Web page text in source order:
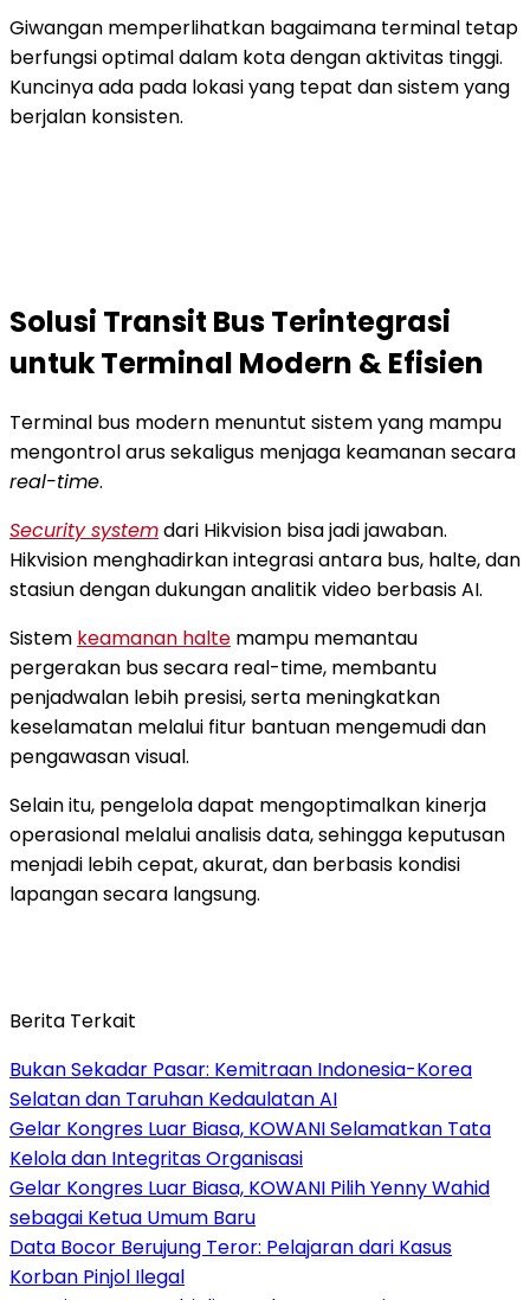
Giwangan memperlihatkan bagaimana terminal tetap
berfungsi optimal dalam kota dengan aktivitas tinggi.
Kuncinya ada pada lokasi yang tepat dan sistem yang
berjalan konsisten.
Solusi Transit Bus Terintegrasi
untuk Terminal Modern & Efisien
Terminal bus modern menuntut sistem yang mampu
mengontrol arus sekaligus menjaga keamanan secara
real-time.
Security systemdari Hikvision bisa jadi jawaban.
Hikvision menghadirkan integrasi antara bus, halte, dan
stasiun dengan dukungan analitik video berbasis AI.
Sistem keamanan halte mampu memantau
pergerakan bus secara real-time, membantu
penjadwalan lebih presisi, serta meningkatkan
keselamatan melalui fitur bantuan mengemudi dan
pengawasan visual.
Selain itu, pengelola dapat mengoptimalkan kinerja
operasional melalui analisis data, sehingga keputusan
menjadi lebih cepat, akurat, dan berbasis kondisi
lapangan secara langsung.
Berita Terkait
Bukan Sekadar Pasar: Kemitraan Indonesia-Korea
Selatan dan Taruhan Kedaulatan AI
Gelar Kongres Luar Biasa, KOWANI Selamatkan Tata
Kelola dan Integritas Organisasi
Gelar Kongres Luar Biasa, KOWANI Pilih Yenny Wahid
sebagai Ketua Umum Baru
Data Bocor Berujung Teror: Pelajaran dari Kasus
Korban Pinjol Ilegal